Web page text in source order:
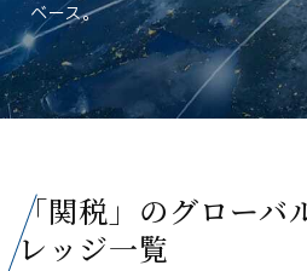
ベース。
「関税」のグローバ
レッジ一覧